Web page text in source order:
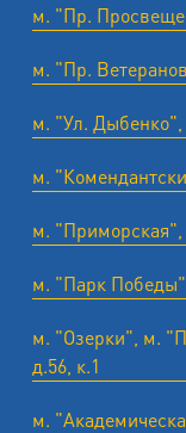
м. "Пр.
м. "Пр.
м. "Ул.
м.
м. "Приморская",
м. "Парк
м. "Озерки", м.
д.56, к.1
м.